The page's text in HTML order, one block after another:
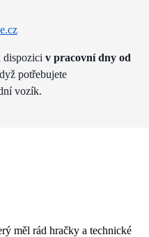
dispozici v pracovní dny od
potřebujete
vozík.
měl rád hračky a technické